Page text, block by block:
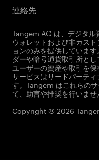
連絡先
Tangem AG は、デジタル
ウォレットおよび非カス
ョンのみを提供していま
ダーや暗号通貨取引所と
ユーザーの資産や取引を
サービスはサードパーテ
す。Tangem はこれらの
て、助言や推奨を行いませ